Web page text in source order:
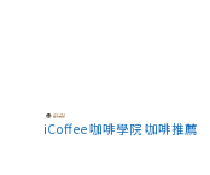
iCoffee 咖啡學院 咖啡推薦